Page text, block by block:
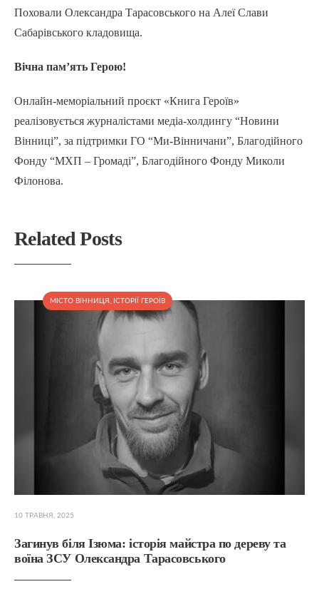
Поховали Олександра Тарасовського на Алеї Слави
Сабарівського кладовища.
Вічна пам’ять Герою!
Онлайн-меморіальний проєкт «Книга Героїв»
реалізовується журналістами медіа-холдингу “Новини
Вінниці”, за підтримки ГО “Ми-Вінничани”, Благодійного
Фонду “МХП – Громаді”, Благодійного Фонду Миколи
Філонова.
Related Posts
МІСТО ВІННИЦЯ ІСТОРІЇ ГЕРОЇВ
10 ТРАВНЯ, 2025
Загинув біля Ізюма: історія майстра по дереву та
воїна ЗСУ Олександра Тарасовського